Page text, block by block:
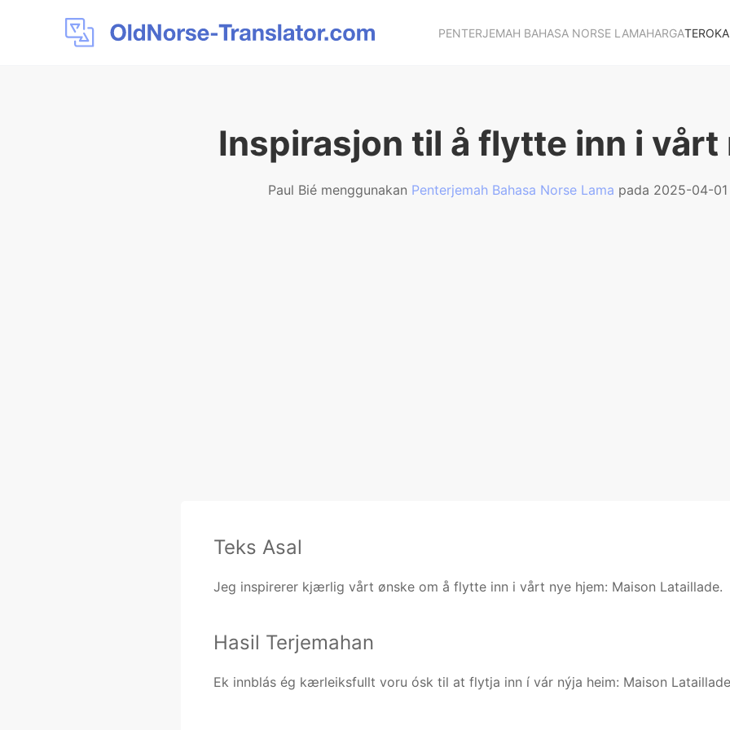
PENTERJEMAH BAHASA NORSE LAMAHARGA
Inspirasjon til å flytte inn i vårt
Paul Bié menggunakan Penterjemah Bahasa Norse Lama pada 2025-04-
Teks Asal
Jeg inspirerer kjærlig vårt ønske om å flytte inn i vårt nye hjem: Maison Lataillade.
Hasil Terjemahan
Ek innblás ég kærleiksfullt voru ósk til at flytja inn í vár nýja heim: Maison